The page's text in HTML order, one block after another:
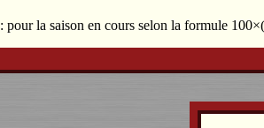
: pour la saison en cours selon la formule